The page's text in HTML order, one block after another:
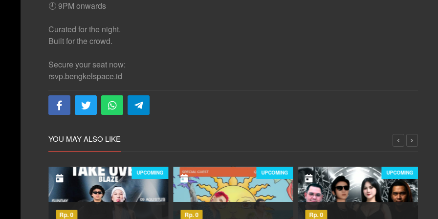
🕘 9PM onwards
Curated for the night.
Built for the crowd.
Secure your seat now:
rsvp.bengkelspace.id
YOU MAY ALSO LIKE
UPCOMING UPCOMING UPCOMING UPCOMING